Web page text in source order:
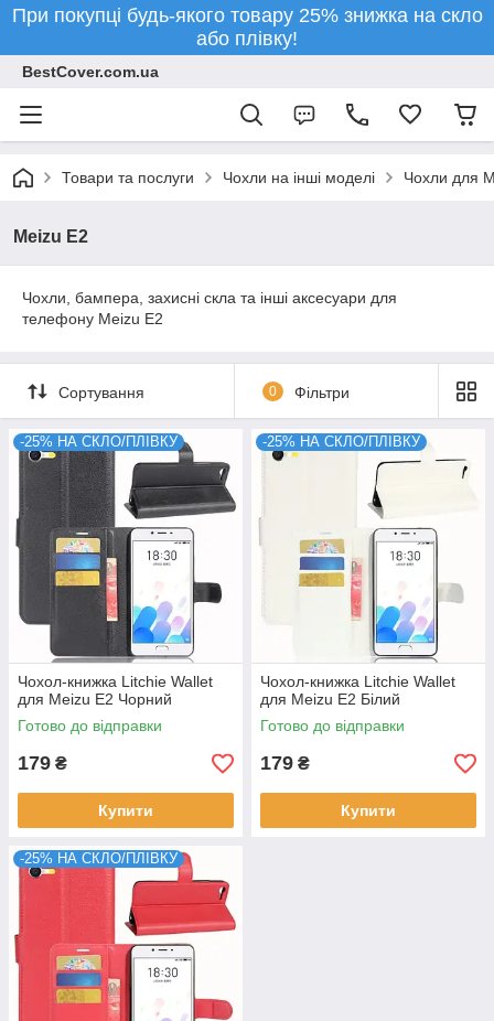
При покупці будь-якого товару 25% знижка на скло
або плівку!
BestCover.com.ua
Товари та послуги Чохли на інші моделі Чохли для
Meizu E2
Чохли, бампера, захисні скла та інші аксесуари для
телефону Meizu E2
Сортування 0 Фільтри
-25% НА СКЛО/ПЛІВКУ
Чохол-книжка Litchie Wallet
для Meizu E2 Чорний
Готово до відправки
179 ₴
Купити
-25% НА СКЛО/ПЛІВКУ
Чохол-книжка Litchie Wallet
для Meizu E2 Білий
Готово до відправки
179 ₴
Купити
-25% НА СКЛО/ПЛІВКУ